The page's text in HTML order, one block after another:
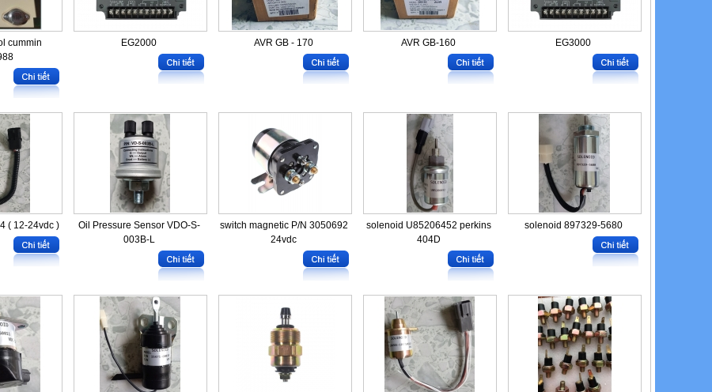
cummin
EG2000 AVR GB - 170 AVR GB-160 EG3000
( 12-24vdc )
Oil Pressure Sensor VDO-S-
003B-L
switch magnetic P/N 3050692
24vdc
solenoid U85206452 perkins
404D
solenoid 897329-5680